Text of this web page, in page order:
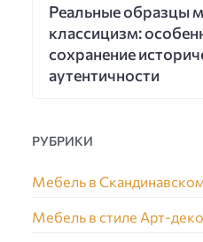
Реальные образцы
классицизм:
сохранение
аутентичности
РУБРИКИ
Мебель в
Мебель в стиле Арт-деко